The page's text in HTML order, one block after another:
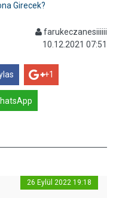
Girecek?
farukeczanesiiiiii
10.12.2021 07:51
+1
26 Eylül 2022 19:18